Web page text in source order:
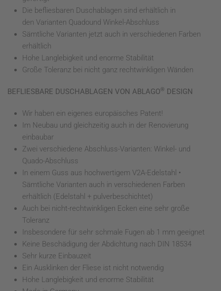
Die befliesbaren Duschablagen sind erhältlich in
den Varianten Quadound Winkel-Abschluss
Sämtliche Varianten jetzt auch in verschiedenen Farben
erhältlich
Hohe Langlebigkeit und enorme Stabilität
Große Toleranz bei nicht ganz rechtwinkligen Wänden
BEFLIESBARE DUSCHABLAGEN VON ABLAGO® DESIGN
Wir haben ein eigenes europäisches Patent!
Im Neubau und gleichzeitig auch in der Renovierung
einbaubar
Zwei verschiedene Abschluss-Varianten: Winkel- und
Quado-Abschluss
In einem Guss aus hochwertigem V2A-Edelstahl •
Sämtliche Varianten auch in verschiedenen Farben
erhältlich (Edelstahl + pulverbeschichtet)
Auch bei nicht-rechtwinkligen Ecken eine sehr große
Toleranz
Insbesondere für sehr schmale Fugen ab 1 mm geeignet
Keine Beschädigung der Abdichtung nach DIN 18534
Sehr kurze Einbauzeit
Ein Ausklinken der Fliese ist nicht notwendig
Hohe Langlebigkeit und enorme Stabilität